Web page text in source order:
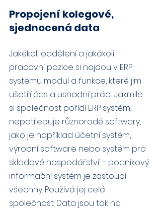
Propojení kolegové,
sjednocená data
Jakékoli oddělení a jakákoli
pracovní pozice si najdou v ERP
systému modul a funkce, které jim
ušetří čas a usnadní práci. Jakmile
si společnost pořídí ERP systém,
nepotřebuje různorodé softwary,
jako je například účetní systém,
výrobní software nebo systém pro
skladové hospodářství – podnikový
informační systém je zastoupí
všechny. Používá jej celá
společnost. Data jsou tak na